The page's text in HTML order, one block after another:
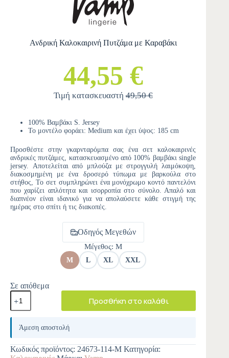
Ανδρική Καλοκαιρινή Πυτζάμα με Καραβάκι
44,55 €
Τιμή κατασκευαστή49,50 €
100% Βαμβάκι S. Jersey
Το μοντέλο φοράει: Medium και έχει ύψος: 185 cm
Προσθέστε στην γκαρνταρόμπα σας ένα σετ καλοκαιρινές
ανδρικές πυτζάμες, κατασκευασμένο από 100% βαμβάκι single
jersey. Αποτελείται από μπλούζα με στρογγυλή λαιμόκοψη,
διακοσμημένη με ένα δροσερό τύπωμα με βαρκούλα στο
στήθος, Το σετ συμπληρώνει ένα μονόχρωμο κοντό παντελόνι
που χαρίζει απλότητα και ισορροπία στο σύνολο. Απαλό και
διαπνέον είναι ιδανικό για να απολαύσετε κάθε στιγμή της
ημέρας στο σπίτι ή τις διακοπές.
Οδηγός Μεγεθών
Μέγεθος: M
M L XL XXL
Σε απόθεμα
Προσθήκη στο καλάθι
A
e
r
Άμεση αποστολή
Κωδικός προϊόντος: 24673-114-M Κατηγορία: